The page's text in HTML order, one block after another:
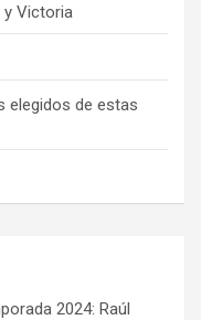
y Victoria
elegidos de estas
2024: Raúl